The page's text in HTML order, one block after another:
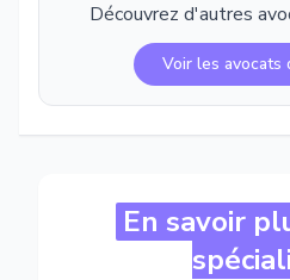
Découvrez d'autres
Voir les avocats
En savoir